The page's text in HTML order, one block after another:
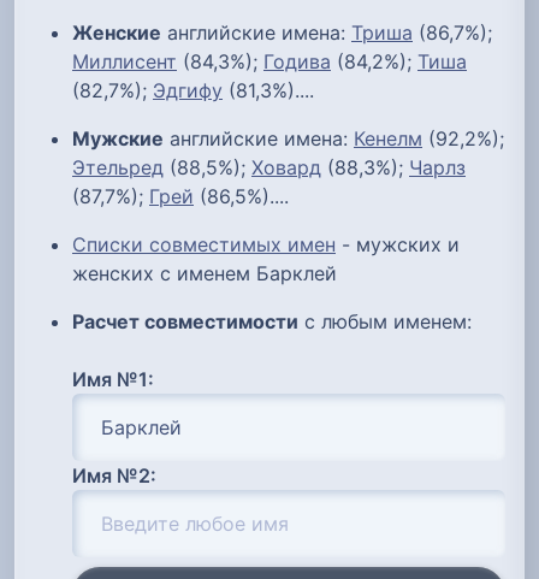
Женские английские имена: Триша (86,7%);
Миллисент (84,3%); Годива (84,2%); Тиша
(82,7%); Эдгифу (81,3%)....
Мужские английские имена: Кенелм (92,2%);
Этельред (88,5%); Ховард (88,3%); Чарлз
(87,7%); Грей (86,5%)....
Списки совместимых имен - мужских и
женских с именем Барклей
Расчет совместимости с любым именем:
Имя №1:
Имя №2: